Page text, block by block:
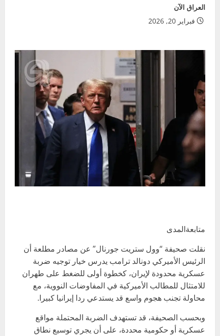
العراق الآن
فبراير 20, 2026
متابعةالمدى
نقلت صحيفة “وول ستريت جورنال” عن مصادر مطلعة أن
الرئيس الأميركي دونالد ترامب يدرس خيار توجيه ضربة
عسكرية محدودة لإيران، كخطوة أولى للضغط على طهران
للامتثال للمطالب الأميركية في المفاوضات النووية، مع
محاولة تجنب هجوم واسع قد يستدعي ردا إيرانيا كبيرا.
وبحسب الصحيفة، قد تستهدف الضربة المحتملة مواقع
عسكرية أو حكومية محددة، على أن يجري توسيع نطاق